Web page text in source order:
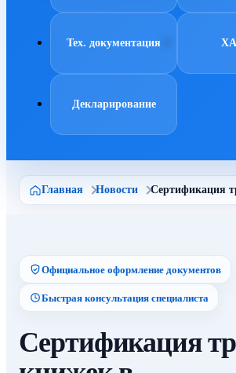
Тех. документация
Декларирование
Главная Новости Сертификация
Официальное оформление документов
Быстрая консультация специалиста
Сертификация